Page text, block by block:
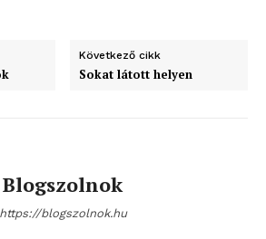
Következő cikk
Sokat látott helyen
Blogszolnok
https://blogszolnok.hu